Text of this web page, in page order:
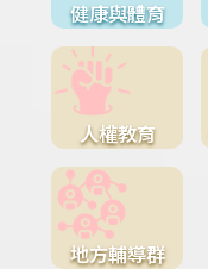
健康與體育
人權教育
地方輔導群